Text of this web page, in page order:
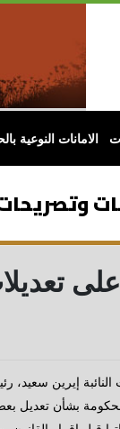
الامانات النوعية
على
النائبة إيرين سعيد،
بشأن تعديل